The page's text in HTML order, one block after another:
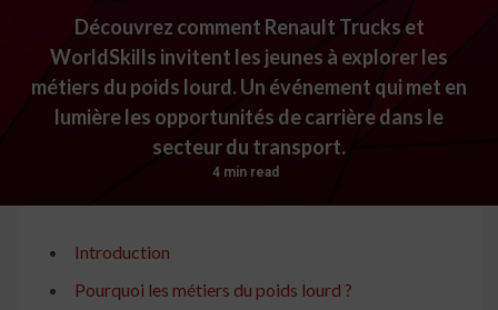
Découvrez comment Renault Trucks et
WorldSkills invitent les jeunes à explorer les
métiers du poids lourd. Un événement qui met en
lumière les opportunités de carrière dans le
secteur du transport.
4 min read
Introduction
Pourquoi les métiers du poids lourd ?